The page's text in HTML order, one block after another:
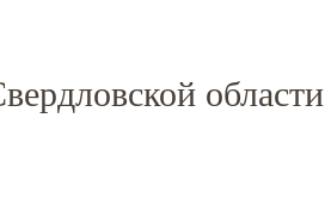
области